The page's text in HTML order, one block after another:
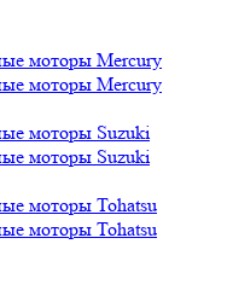
моторы Mercury
моторы Mercury
моторы Suzuki
моторы Suzuki
моторы Tohatsu
моторы Tohatsu